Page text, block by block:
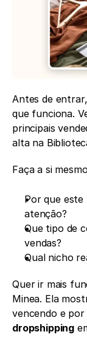
Antes de
que funciona.
principais
alta na
Faça a si
Por que
atenção?
Que tipo de
vendas?
Qual nicho
Quer ir mais
Minea. Ela
vencendo e por
dropshipping